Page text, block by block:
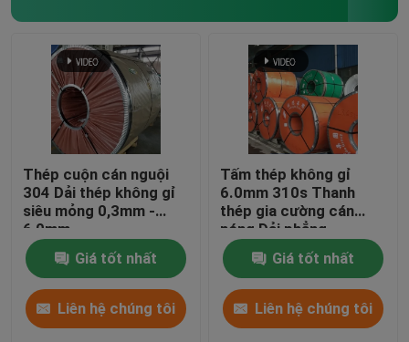
Thép cuộn cán nguội
304 Dải thép không gỉ
siêu mỏng 0,3mm -
6,0mm
Giá tốt nhất
Liên hệ chúng tôi
Tấm thép không gỉ
6.0mm 310s Thanh
thép gia cường cán
nóng Dải phẳng
Giá tốt nhất
Liên hệ chúng tôi